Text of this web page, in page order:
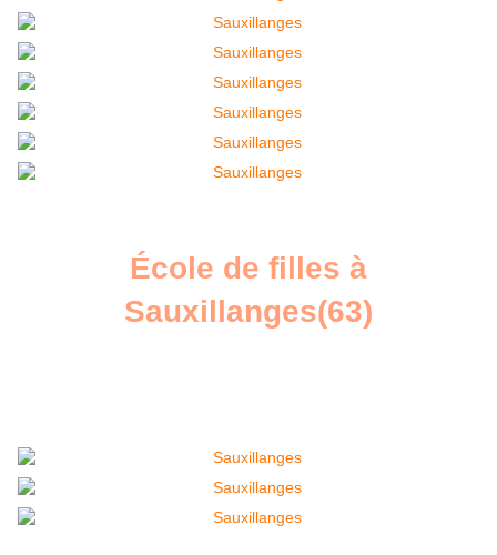
École de filles à
Sauxillanges(63)